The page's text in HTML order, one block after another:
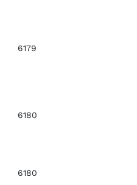
6179
6180
6180